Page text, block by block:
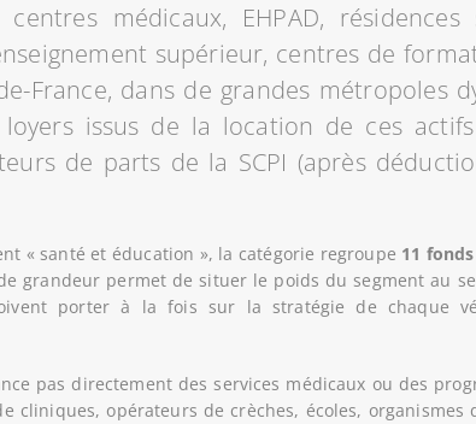
médicaux, EHPAD,
supérieur, centres de
France, dans de grandes métropoles
issus de la location de ces
de parts de la SCPI (après
« santé et éducation », la catégorie regroupe 11 fonds
grandeur permet de situer le poids du segment au
porter à la fois sur la stratégie de chaque
pas directement des services médicaux ou des
cliniques, opérateurs de crèches, écoles, organismes